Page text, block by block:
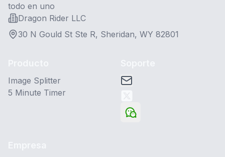
todo en uno
Dragon Rider LLC
30 N Gould St Ste R, Sheridan, WY 82801
Image Splitter
5 Minute Timer